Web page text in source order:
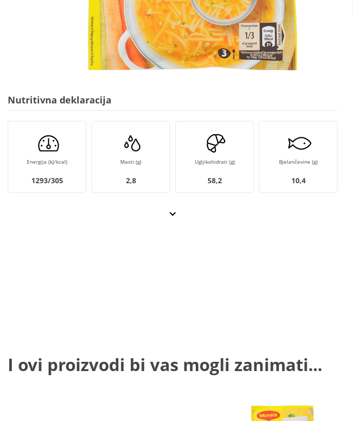
Nutritivna deklaracija
Energija (kJ/kcal)
1293/305
Masti (g)
2,8
Ugljikohidrati (g)
58,2
Bjelančevine (g)
10,4
I ovi proizvodi bi vas mogli zanimati...